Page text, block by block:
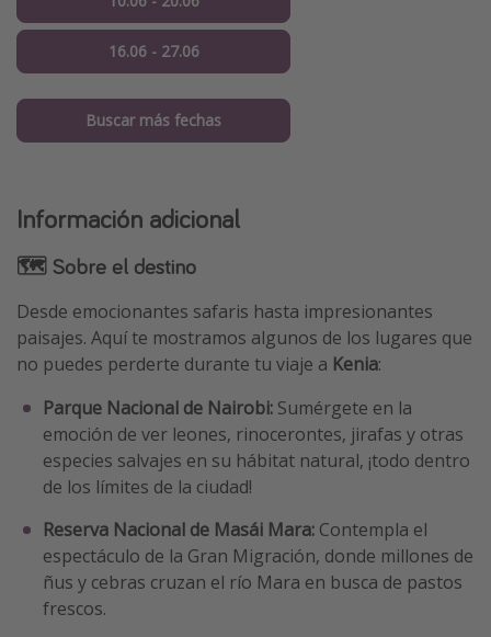
16.06 - 27.06
Buscar más fechas
Información adicional
🗺 Sobre el destino
Desde emocionantes safaris hasta impresionantes
paisajes. Aquí te mostramos algunos de los lugares que
no puedes perderte durante tu viaje a Kenia:
Parque Nacional de Nairobi: Sumérgete en la
emoción de ver leones, rinocerontes, jirafas y otras
especies salvajes en su hábitat natural, ¡todo dentro
de los límites de la ciudad!
Reserva Nacional de Masái Mara: Contempla el
espectáculo de la Gran Migración, donde millones de
ñus y cebras cruzan el río Mara en busca de pastos
frescos.